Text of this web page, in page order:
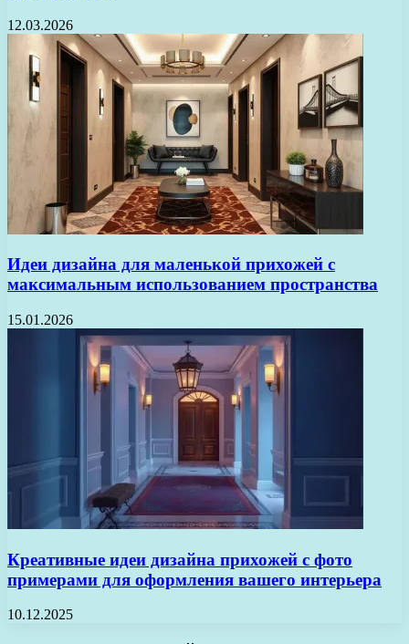
12.03.2026
Идеи дизайна для маленькой прихожей с
максимальным использованием пространства
15.01.2026
Креативные идеи дизайна прихожей с фото
примерами для оформления вашего интерьера
10.12.2025